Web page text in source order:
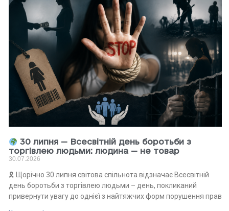
30 липня — Всесвітній день боротьби з
торгівлею людьми: людина — не товар
30.07.2026
🎗 Щорічно 30 липня світова спільнота відзначає Всесвітній
день боротьби з торгівлею людьми – день, покликаний
привернути увагу до однієї з найтяжчих форм порушення прав